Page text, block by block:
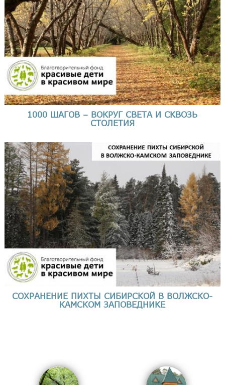
1000 ШАГОВ – ВОКРУГ СВЕТА И СКВОЗЬ
СТОЛЕТИЯ
СОХРАНЕНИЕ ПИХТЫ СИБИРСКОЙ В ВОЛЖСКО-
КАМСКОМ ЗАПОВЕДНИКЕ